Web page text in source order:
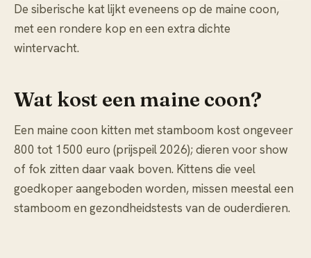
De siberische kat lijkt eveneens op de maine coon,
met een rondere kop en een extra dichte
wintervacht.
Wat kost een maine coon?
Een maine coon kitten met stamboom kost ongeveer
800 tot 1500 euro (prijspeil 2026); dieren voor show
of fok zitten daar vaak boven. Kittens die veel
goedkoper aangeboden worden, missen meestal een
stamboom en gezondheidstests van de ouderdieren.